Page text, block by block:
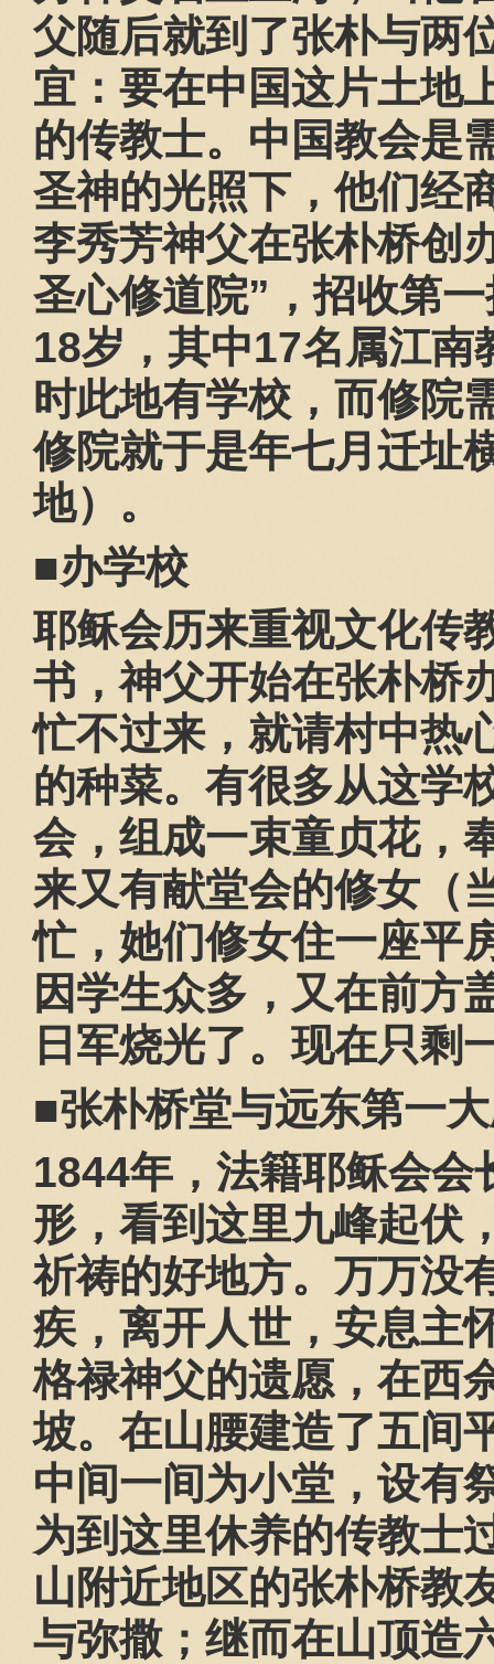
父随后就到了张朴与两
宜：要在中国这片土地
的传教士。中国教会是
圣神的光照下，他们经
李秀芳神父在张朴桥创
圣心修道院”，招收第
18岁，其中17名属江南
时此地有学校，而修院
修院就于是年七月迁址
地）。
■办学校
耶稣会历来重视文化传
书，神父开始在张朴桥
忙不过来，就请村中热
的种菜。有很多从这学
会，组成一束童贞花，
来又有献堂会的修女（
忙，她们修女住一座平
因学生众多，又在前方
日军烧光了。现在只剩
■张朴桥堂与远东第一
1844年，法籍耶稣会会
形，看到这里九峰起伏
祈祷的好地方。万万没
疾，离开人世，安息主
格禄神父的遗愿，在西
坡。在山腰建造了五间
中间一间为小堂，设有
为到这里休养的传教士
山附近地区的张朴桥教
与弥撒；继而在山顶造